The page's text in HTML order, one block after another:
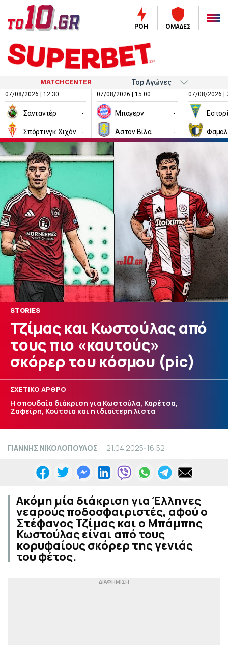
ΡΟΗ ΟΜΑΔΕΣ
MATCHCENTER
07/08/2026 | 12:30
Σανταντέρ -
Σπόρτινγκ Χιχόν -
07/08/2026 | 15:00
Μπάγερν -
Άστον Βίλα -
07/08/2026 |
STORIES
Τζίμας και Κωστούλας από
τους πιο «καυτούς»
σκόρερ του κόσμου (pic)
ΣΧΕΤΙΚΟ ΑΡΘΡΟ
Η σπουδαία διάκριση για Κωστούλα, Καρέτσα,
Ζαφείρη, Κούτσια και η ιδιαίτερη λίστα
ΓΙΑΝΝΗΣ ΝΙΚΟΛΟΠΟΥΛΟΣ 21.04.2025-16:52
Ακόμη μία διάκριση για Έλληνες
νεαρούς ποδοσφαιριστές, αφού ο
Στέφανος Τζίμας και ο Μπάμπης
Κωστούλας είναι από τους
κορυφαίους σκόρερ της γενιάς
του φέτος.